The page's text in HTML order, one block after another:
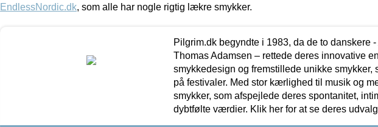
EndlessNordic.dk, som alle har nogle rigtig lækre smykker.
Pilgrim.dk begyndte i 1983, da de to danskere
Thomas Adamsen – rettede deres innovative
smykkedesign og fremstillede unikke smykker,
på festivaler. Med stor kærlighed til musik og
smykker, som afspejlede deres spontanitet,
dybtfølte værdier. Klik her for at se deres